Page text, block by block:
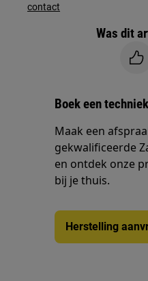
contact
Was dit
Boek een
Maak een
gekwalificeerde
en ontdek onze
bij je thuis.
Herstelling